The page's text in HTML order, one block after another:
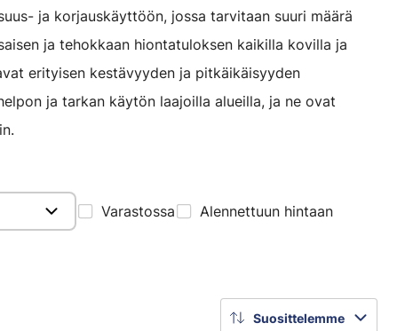
ja korjauskäyttöön, jossa tarvitaan suuri määrä
ja tehokkaan hiontatuloksen kaikilla kovilla ja
erityisen kestävyyden ja pitkäikäisyyden
ja tarkan käytön laajoilla alueilla, ja ne ovat
Varastossa Alennettuun hintaan
Suosittelemme